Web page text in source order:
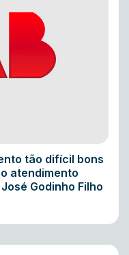
tão difícil bons
atendimento
Godinho Filho